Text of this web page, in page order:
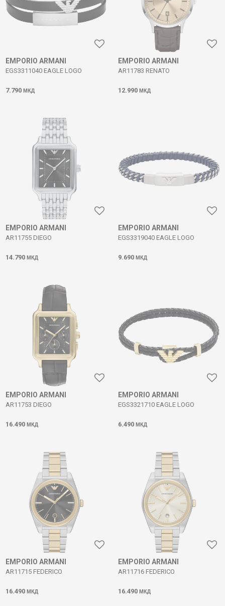
EMPORIO ARMANI
EGS3311040 EAGLE LOGO
7.790 МКД
EMPORIO ARMANI
AR11783 RENATO
12.990 МКД
EMPORIO ARMANI
AR11755 DIEGO
14.790 МКД
EMPORIO ARMANI
EGS3319040 EAGLE LOGO
9.690 МКД
EMPORIO ARMANI
AR11753 DIEGO
16.490 МКД
EMPORIO ARMANI
EGS3321710 EAGLE LOGO
6.490 МКД
EMPORIO ARMANI
AR11715 FEDERICO
16.490 МКД
EMPORIO ARMANI
AR11716 FEDERICO
16.490 МКД